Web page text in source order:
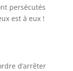
persécutés
est à eux !
d’arrêter